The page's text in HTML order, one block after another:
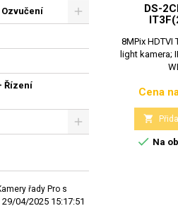
Řízení
řady Pro s
29/04/2025 15:17:51
DS-
8MPix HDTVI
light kamera;
Cena

 Na